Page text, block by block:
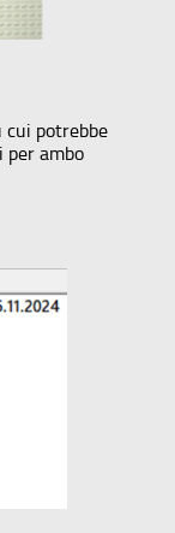
cui potrebbe
ambo